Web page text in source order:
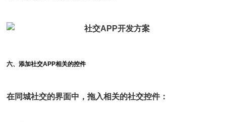
六、添加社交APP相关的控件
在同城社交的界面中，拖入相关的社交控件：